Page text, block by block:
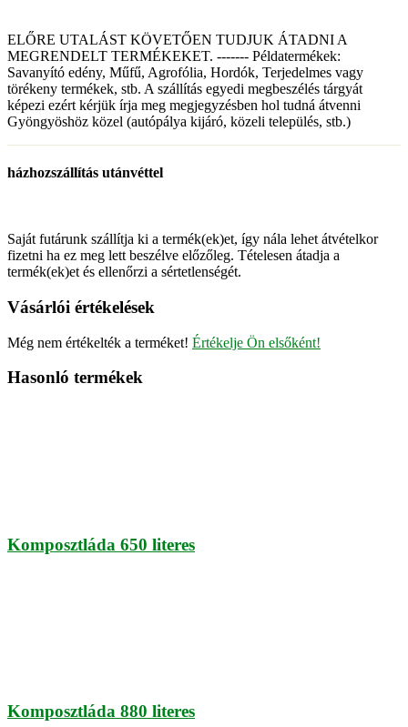
ELŐRE UTALÁST KÖVETŐEN TUDJUK ÁTADNI A
MEGRENDELT TERMÉKEKET. ------- Példatermékek:
Savanyító edény, Műfű, Agrofólia, Hordók, Terjedelmes vagy
törékeny termékek, stb. A szállítás egyedi megbeszélés tárgyát
képezi ezért kérjük írja meg megjegyzésben hol tudná átvenni
Gyöngyöshöz közel (autópálya kijáró, közeli település, stb.)
házhozszállítás utánvéttel
Saját futárunk szállítja ki a termék(ek)et, így nála lehet átvételkor
fizetni ha ez meg lett beszélve előzőleg. Tételesen átadja a
termék(ek)et és ellenőrzi a sértetlenségét.
Vásárlói értékelések
Még nem értékelték a terméket! Értékelje Ön elsőként!
Hasonló termékek
Komposztláda 650 literes
Komposztláda 880 literes